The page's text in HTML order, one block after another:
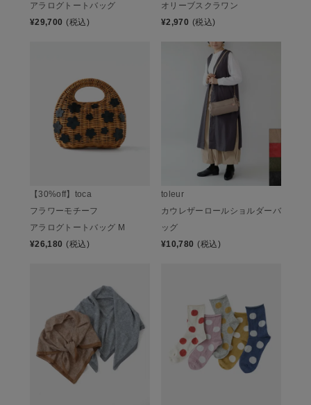
アラログトートバッグ
¥29,700 (税込)
オリーブスクラワン
¥2,970 (税込)
【30%off】toca
フラワーモチーフ
アラログトートバッグ M
¥26,180 (税込)
toleur
カウレザーロールショルダーバ
ッグ
¥10,780 (税込)